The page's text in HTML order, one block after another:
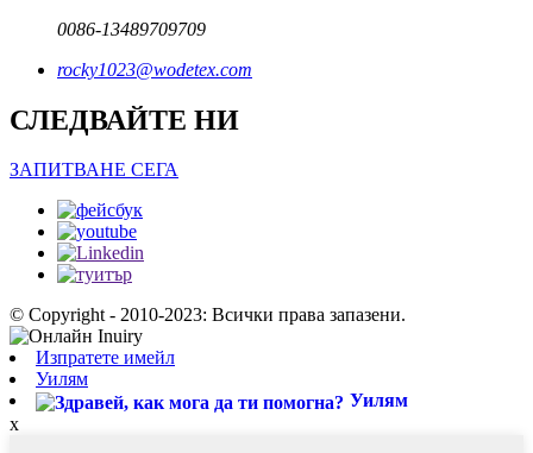
0086-13489709709
rocky1023@wodetex.com
СЛЕДВАЙТЕ НИ
ЗАПИТВАНЕ СЕГА
© Copyright - 2010-2023: Всички права запазени.
Изпратете имейл
Уилям
Уилям
x